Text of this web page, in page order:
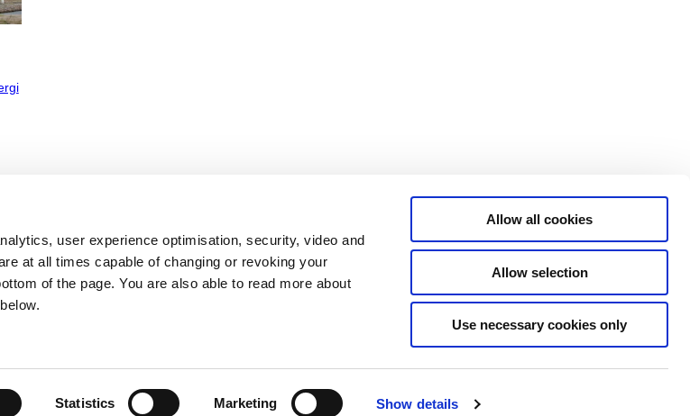
user experience optimisation, security, video and
at all times capable of changing or revoking your
of the page. You are also able to read more about
Statistics Marketing Show details
Allow all cookies
Allow selection
Use necessary cookies only